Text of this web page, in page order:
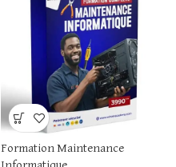
Formation Maintenance